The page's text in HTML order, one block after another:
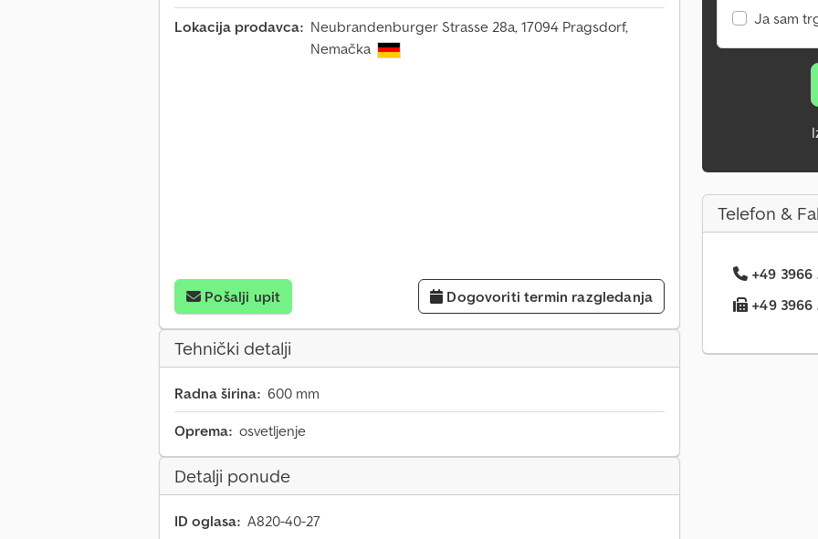
Lokacija prodavca: Neubrandenburger Strasse 28a, 17094 Pragsdorf,
Nemačka
Pošalji upit Dogovoriti termin razgledanja
Tehnički detalji
Radna širina: 600 mm
Oprema: osvetljenje
Detalji ponude
ID oglasa: A820-40-27
Ja sam
Telefon &
+49 3966
+49 3966